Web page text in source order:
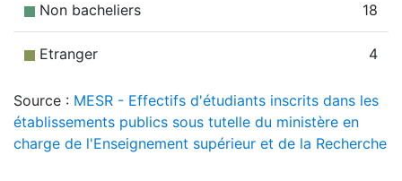
Non bacheliers 18
Etranger 4
Source : MESR - Effectifs d'étudiants inscrits dans les
établissements publics sous tutelle du ministère en
charge de l'Enseignement supérieur et de la Recherche